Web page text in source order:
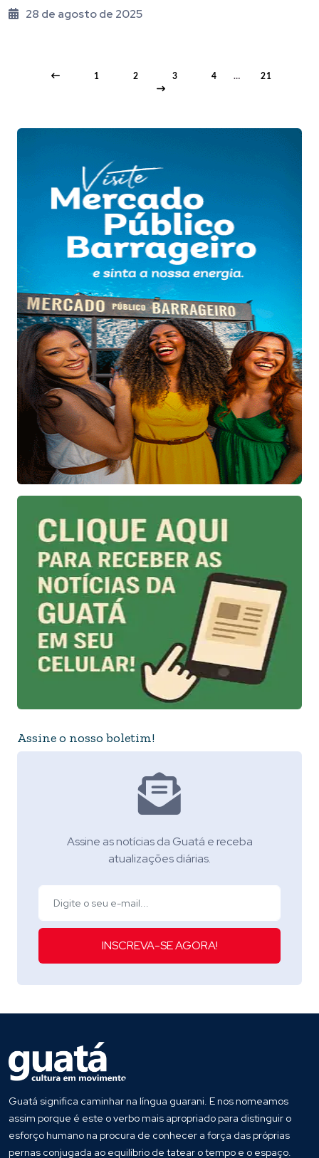
28 de agosto de 2025
1 2 3 4 … 21
Assine o nosso boletim!
Assine as notícias da Guatá e receba
atualizações diárias.
INSCREVA-SE AGORA!
Guatá significa caminhar na língua guarani. E nos nomeamos
assim porque é este o verbo mais apropriado para distinguir o
esforço humano na procura de conhecer a força das próprias
pernas conjugada ao equilíbrio de tatear o tempo e o espaço.